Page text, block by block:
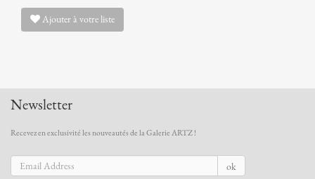
Ajouter à votre liste
Newsletter
Recevez en exclusivité les nouveautés de la Galerie ARTZ !
ok